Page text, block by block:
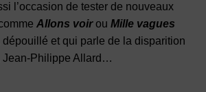
l’occasion de tester de nouveaux
Allons voirou Mille vagues
dépouillé et qui parle de la disparition
Jean-Philippe Allard…